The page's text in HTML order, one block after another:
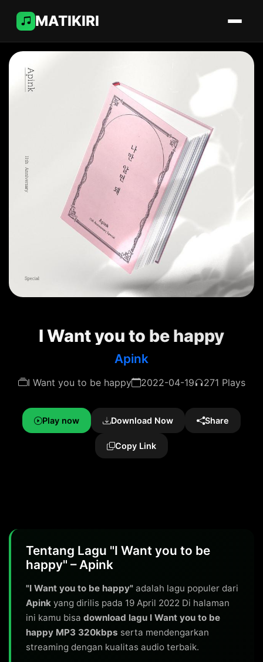
MATIKIRI
I Want you to be happy
Apink
I Want you to be happy 2022-04-19 271 Plays
Play now Download Now Share
Copy Link
Tentang Lagu "I Want you to be
happy" – Apink
"I Want you to be happy" adalah lagu populer dari
Apink yang dirilis pada 19 April 2022 Di halaman
ini kamu bisa download lagu I Want you to be
happy MP3 320kbps serta mendengarkan
streaming dengan kualitas audio terbaik.